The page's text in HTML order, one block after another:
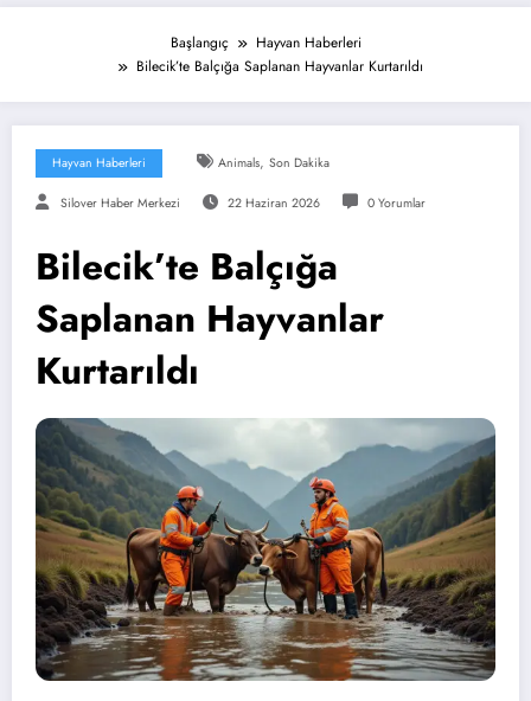
Başlangıç
Hayvan Haberleri
Bilecik’te Balçığa Saplanan Hayvanlar Kurtarıldı
Hayvan Haberleri Animals, Son Dakika
Silover Haber Merkezi 22 Haziran 2026 0 Yorumlar
Bilecik’te Balçığa
Saplanan Hayvanlar
Kurtarıldı